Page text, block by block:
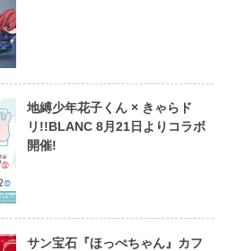
地縛少年花子くん × きゃらド
リ!!BLANC 8月21日よりコラボ
開催!
サン宝石『ほっぺちゃん』カフ